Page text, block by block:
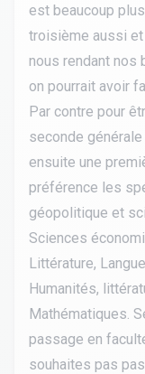
est beaucoup
troisième aussi
nous rendant nos
on pourrait avoir
Par contre pour
seconde
ensuite une
préférence les
géopolitique et
Sciences
Littérature,
Humanités,
Mathématiques.
passage en
souhaites pas